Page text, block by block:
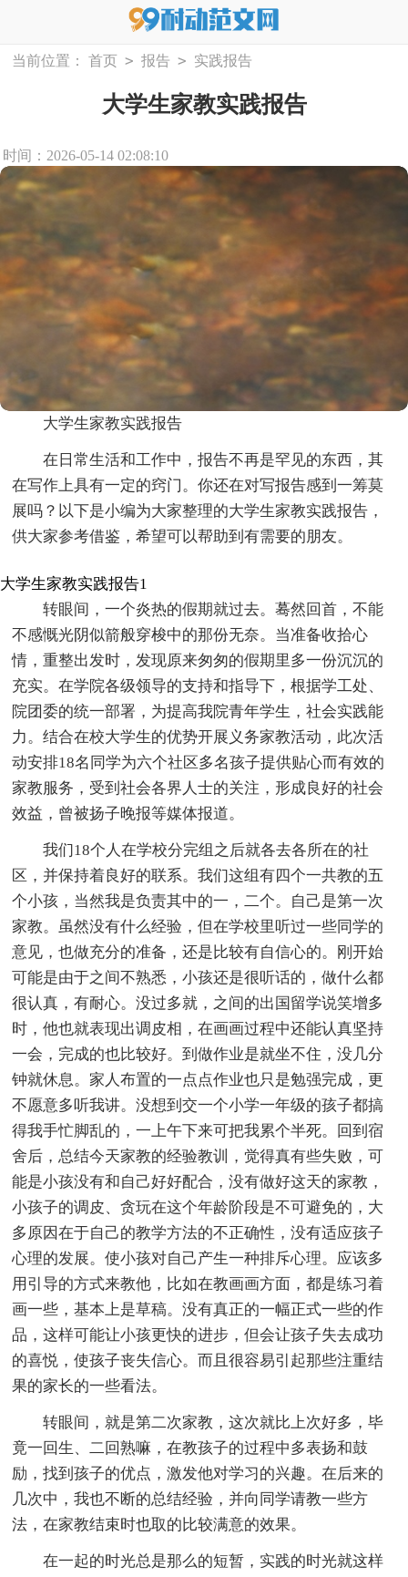
当前位置： 首页 > 报告 > 实践报告
大学生家教实践报告
时间：2026-05-14 02:08:10
大学生家教实践报告
在日常生活和工作中，报告不再是罕见的东西，其
在写作上具有一定的窍门。你还在对写报告感到一筹莫
展吗？以下是小编为大家整理的大学生家教实践报告，
供大家参考借鉴，希望可以帮助到有需要的朋友。
大学生家教实践报告1
转眼间，一个炎热的假期就过去。蓦然回首，不能
不感慨光阴似箭般穿梭中的那份无奈。当准备收拾心
情，重整出发时，发现原来匆匆的假期里多一份沉沉的
充实。在学院各级领导的支持和指导下，根据学工处、
院团委的统一部署，为提高我院青年学生，社会实践能
力。结合在校大学生的优势开展义务家教活动，此次活
动安排18名同学为六个社区多名孩子提供贴心而有效的
家教服务，受到社会各界人士的关注，形成良好的社会
效益，曾被扬子晚报等媒体报道。
我们18个人在学校分完组之后就各去各所在的社
区，并保持着良好的联系。我们这组有四个一共教的五
个小孩，当然我是负责其中的一，二个。自己是第一次
家教。虽然没有什么经验，但在学校里听过一些同学的
意见，也做充分的准备，还是比较有自信心的。刚开始
可能是由于之间不熟悉，小孩还是很听话的，做什么都
很认真，有耐心。没过多就，之间的出国留学说笑增多
时，他也就表现出调皮相，在画画过程中还能认真坚持
一会，完成的也比较好。到做作业是就坐不住，没几分
钟就休息。家人布置的一点点作业也只是勉强完成，更
不愿意多听我讲。没想到交一个小学一年级的孩子都搞
得我手忙脚乱的，一上午下来可把我累个半死。回到宿
舍后，总结今天家教的经验教训，觉得真有些失败，可
能是小孩没有和自己好好配合，没有做好这天的家教，
小孩子的调皮、贪玩在这个年龄阶段是不可避免的，大
多原因在于自己的教学方法的不正确性，没有适应孩子
心理的发展。使小孩对自己产生一种排斥心理。应该多
用引导的方式来教他，比如在教画画方面，都是练习着
画一些，基本上是草稿。没有真正的一幅正式一些的作
品，这样可能让小孩更快的进步，但会让孩子失去成功
的喜悦，使孩子丧失信心。而且很容易引起那些注重结
果的家长的一些看法。
转眼间，就是第二次家教，这次就比上次好多，毕
竟一回生、二回熟嘛，在教孩子的过程中多表扬和鼓
励，找到孩子的优点，激发他对学习的兴趣。在后来的
几次中，我也不断的总结经验，并向同学请教一些方
法，在家教结束时也取的比较满意的效果。
在一起的时光总是那么的短暂，实践的时光就这样